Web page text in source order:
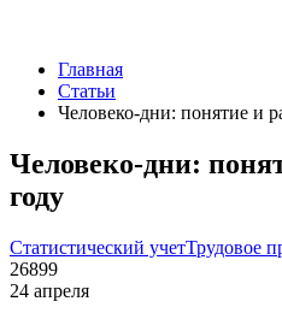
Главная
Статьи
Человеко-дни: понятие и
Человеко-дни:
году
Статистический учетТрудовое
26899
24 апреля